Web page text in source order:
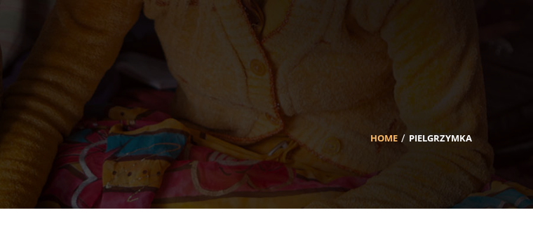
HOME PIELGRZYMKA